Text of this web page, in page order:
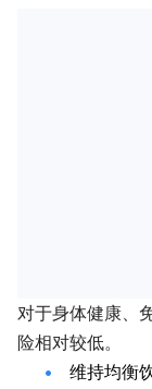
对于身体健康、
险相对较低。
维持均衡